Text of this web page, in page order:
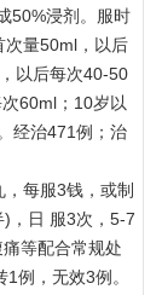
50%浸剂。服时
次量50ml，以后
以后每次40-50
60ml；10岁以
经治471例；治
每服3钱，或制
，日 服3次，5-7
等配合常规处
例，无效3例。